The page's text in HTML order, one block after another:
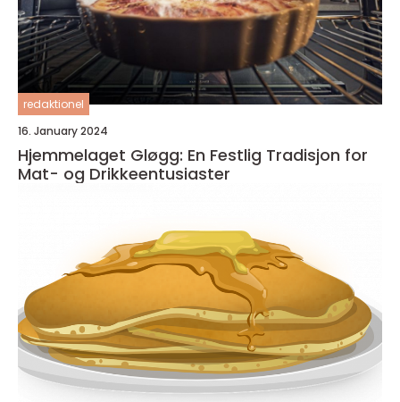
redaktionel
16. January 2024
Hjemmelaget Gløgg: En Festlig Tradisjon for
Mat- og Drikkeentusiaster